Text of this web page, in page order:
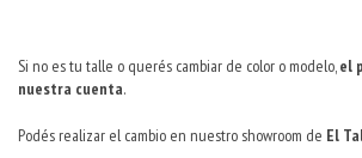
Si no es tu talle o querés cambiar de color o modelo,el
nuestra cuenta.
Podés realizar el cambio en nuestro showroom de El